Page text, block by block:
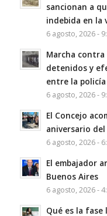
sancionan a
indebida en la
6 agosto, 2026 -
Marcha contra
detenidos y
entre la
6 agosto, 2026 -
El Concejo
aniversario
6 agosto, 2026 -
El embajador
Buenos Aires
6 agosto, 2026 -
Qué es la